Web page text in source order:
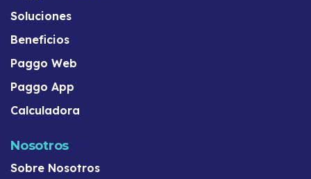
Soluciones
Beneficios
Paggo Web
Paggo App
Calculadora
Nosotros
Sobre Nosotros